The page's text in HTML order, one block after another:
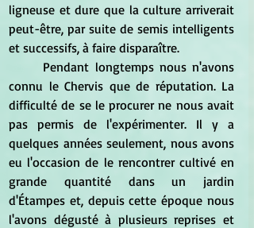
ligneuse et dure que la culture arriverait
peut-être, par suite de semis intelligents
et successifs, à faire disparaître.
connu le Chervis que de réputation. La
difficulté de se le procurer ne nous avait
pas permis de l'expérimenter. Il y a
quelques années seulement, nous avons
eu l'occasion de le rencontrer cultivé en
grande quantité dans un jardin
d'Étampes et, depuis cette époque nous
l'avons dégusté à plusieurs reprises et